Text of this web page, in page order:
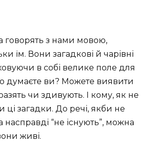
говорять з нами мовою,
їм. Вони загадкові й чарівні
в собі велике поле для
думаєте ви? Можете виявити
чи здивують. І кому, як не
ці загадки. До речі, якби не
насправді “не існують”, можна
живі.